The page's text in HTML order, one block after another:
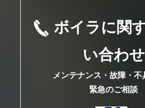
ボイラに関
い合わせ
メンテナンス・故障・不
緊急のご相談